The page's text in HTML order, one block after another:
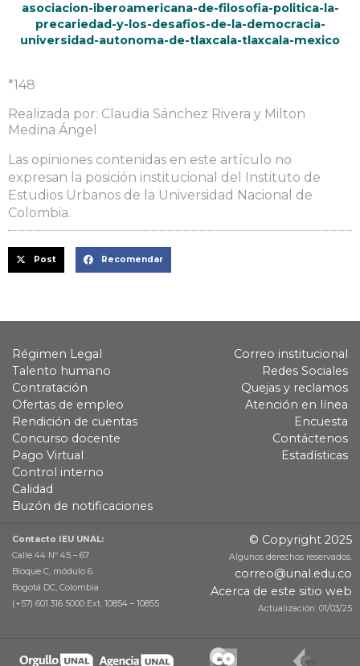
asociacion-iberoamericana-de-filosofia-politica-la-
precariedad-y-los-desafios-de-la-democracia-
universidad-autonoma-de-tlaxcala-tlaxcala-mexico
*148
Realizada por: Claudia Sánchez Rivera y Milton
Medina Ángel
Las opiniones contenidas en este artículo no
expresan la posición institucional del Instituto de
Estudios Urbanos de la Universidad Nacional de
Colombia.
Post Recomendar
Régimen Legal
Talento humano
Contratación
Ofertas de empleo
Rendición de cuentas
Concurso docente
Pago Virtual
Control interno
Calidad
Buzón de notificaciones
Correo institucional
Redes Sociales
Quejas y reclamos
Atención en línea
Encuesta
Contáctenos
Estadísticas
Contacto IEU UNAL:
Calle 44 Nº 45 – 67
Bloque C, módulo 6.
Bogotá DC, Colombia
(+57) 601 316 5000 Ext. 10854 – 10855
© Copyright 2025
Algunos derechos reservados.
correo@unal.edu.co
Acerca de este sitio web
Actualización: 01/03/25